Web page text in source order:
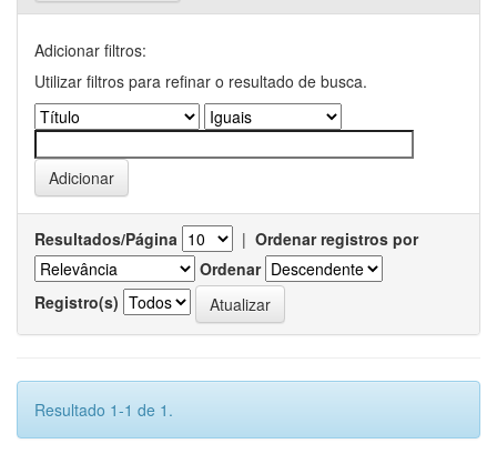
Adicionar filtros:
Utilizar filtros para refinar o resultado de busca.
Resultados/Página | Ordenar registros por
Ordenar
Registro(s)
Resultado 1-1 de 1.